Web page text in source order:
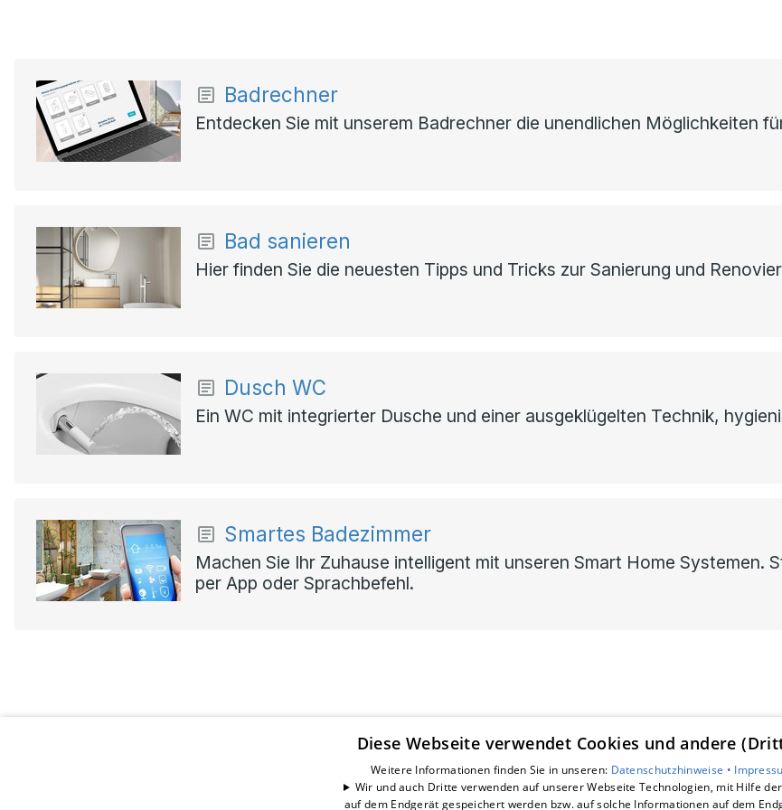
Badrechner
Entdecken Sie mit unserem Badrechner die unendlichen Möglichkeiten
Bad sanieren
Hier finden Sie die neuesten Tipps und Tricks zur Sanierung und
Dusch WC
Ein WC mit integrierter Dusche und einer ausgeklügelten Technik,
Smartes Badezimmer
Machen Sie Ihr Zuhause intelligent mit unseren Smart Home Systemen.
per App oder Sprachbefehl.
Unsere Bereiche
Leistungen
Diese Webseite verwendet Cookies und andere
Weitere Informationen finden Sie in unseren: Datenschutzhinweise •
Wir und auch Dritte verwenden auf unserer Webseite Technologien, mit Hilfe
auf dem Endgerät gespeichert werden bzw. auf solche Informationen auf dem